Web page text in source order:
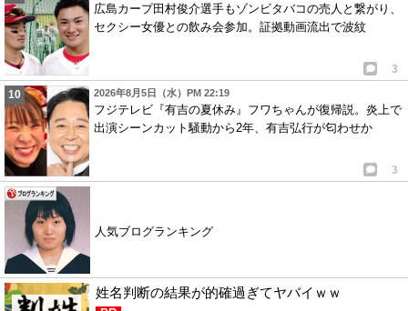
広島カープ田村俊介選手もゾンビタバコの売人と繋がり、
セクシー女優との飲み会参加。証拠動画流出で波紋
3
2026年8月5日（水）PM 22:19
フジテレビ『有吉の夏休み』フワちゃんが復帰説。炎上で
出演シーンカット騒動から2年、有吉弘行が匂わせか
3
人気ブログランキング
姓名判断の結果が的確過ぎてヤバイｗｗ